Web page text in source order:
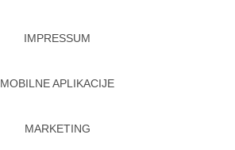
IMPRESSUM
MOBILNE APLIKACIJE
MARKETING